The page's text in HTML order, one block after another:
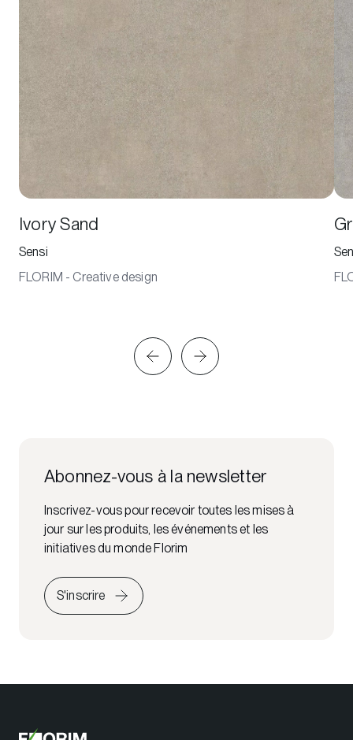
Ivory Sand
Sensi
FLORIM - Creative design
Abonnez-vous à la newsletter
Inscrivez-vous pour recevoir toutes les mises à
jour sur les produits, les événements et les
initiatives du monde Florim
S'inscrire